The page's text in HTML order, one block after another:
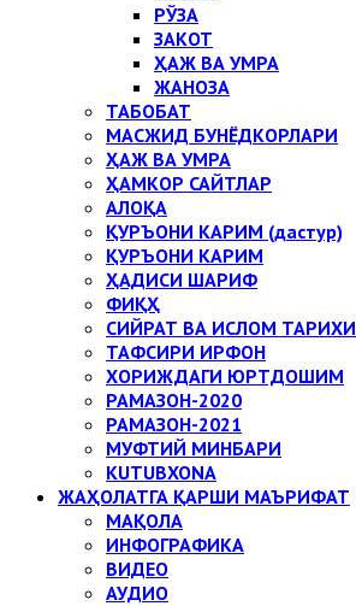
РЎЗА
ЗАКОТ
ҲАЖ ВА УМРА
ЖАНОЗА
ТАБОБАТ
МАСЖИД БУНЁДКОРЛАРИ
ҲАЖ ВА УМРА
ҲАМКОР САЙТЛАР
АЛОҚА
ҚУРЪОНИ КАРИМ (дастур)
ҚУРЪОНИ КАРИМ
ҲАДИСИ ШАРИФ
ФИҚҲ
СИЙРАТ ВА ИСЛОМ ТАРИХИ
ТАФСИРИ ИРФОН
ХОРИЖДАГИ ЮРТДОШИМ
РАМАЗОН-2020
РАМАЗОН-2021
МУФТИЙ МИНБАРИ
KUTUBXONA
ЖАҲОЛАТГА ҚАРШИ МАЪРИФАТ
МАҚОЛА
ИНФОГРАФИКА
ВИДЕО
АУДИО